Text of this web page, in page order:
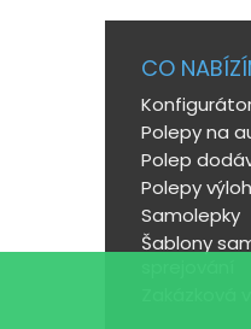
CO
Polepy na
Polep
Polepy výloh
Samolepky
Šablony